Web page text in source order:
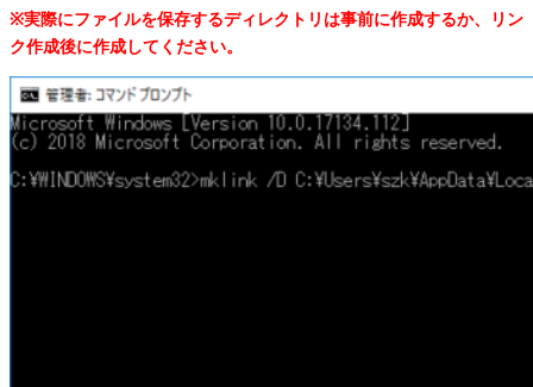
※実際にファイルを保存するディレクトリは事前に作成するか、リン
ク作成後に作成してください。